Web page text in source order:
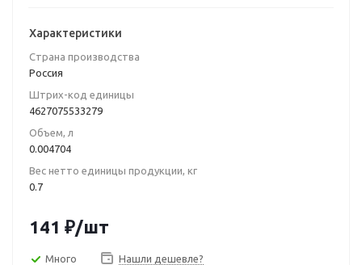
Характеристики
Страна производства
Poccия
Штрих-код единицы
4627075533279
Объем, л
0.004704
Вес нетто единицы продукции, кг
0.7
141 ₽/шт
Много Нашли дешевле?